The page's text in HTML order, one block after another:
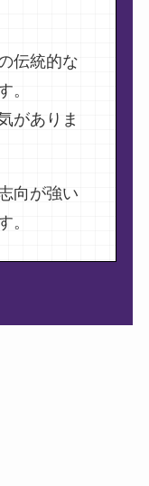
伝統的な
。
がありま
向が強い
。